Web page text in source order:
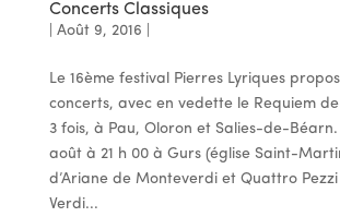
Concerts Classiques
Août 9, 2016
Le 16ème festival Pierres Lyriques
concerts, avec en vedette le Requiem
3 fois, à Pau, Oloron et Salies-de-Béarn.
août à 21 h 00 à Gurs (église Saint-
d’Ariane de Monteverdi et Quattro
Verdi...